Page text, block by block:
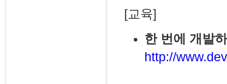
[교육]
한 번에 개발
http://